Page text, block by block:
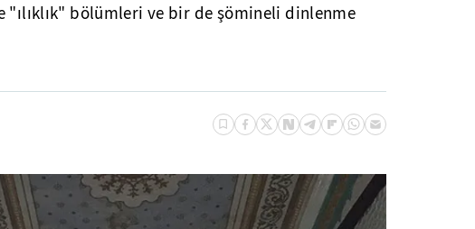
"ılıklık" bölümleri ve bir de şömineli dinlenme